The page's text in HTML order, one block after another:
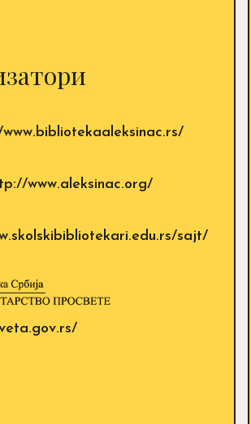
www.aleksinac.org/
sajt/